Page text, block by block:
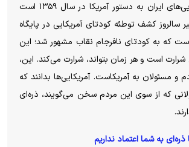
مسدود کردن دارایی‌های ایران به دستور آمریکا در سال ۱۳۵۹ است
روز ۱۸ تیر سالروز کشف توطئه کودتای آمریکایی در پایگاه
که به کودتای نافرجام نقاب مشهور شد؛ این
است و هر زمان بتواند، شرارت می‌کند. این،
و مسئولان به آمریکاست. آمریکایی‌ها بدانند که
که از سوی این مردم سخن می‌گویند، ذره‌ای
ذره‌ای به شما اعتماد نداریم